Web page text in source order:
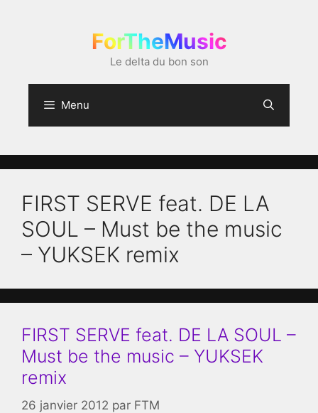
ForTheMusic
Le delta du bon son
Menu
FIRST SERVE feat. DE LA
SOUL – Must be the music
– YUKSEK remix
FIRST SERVE feat. DE LA SOUL –
Must be the music – YUKSEK
remix
26 janvier 2012 par FTM